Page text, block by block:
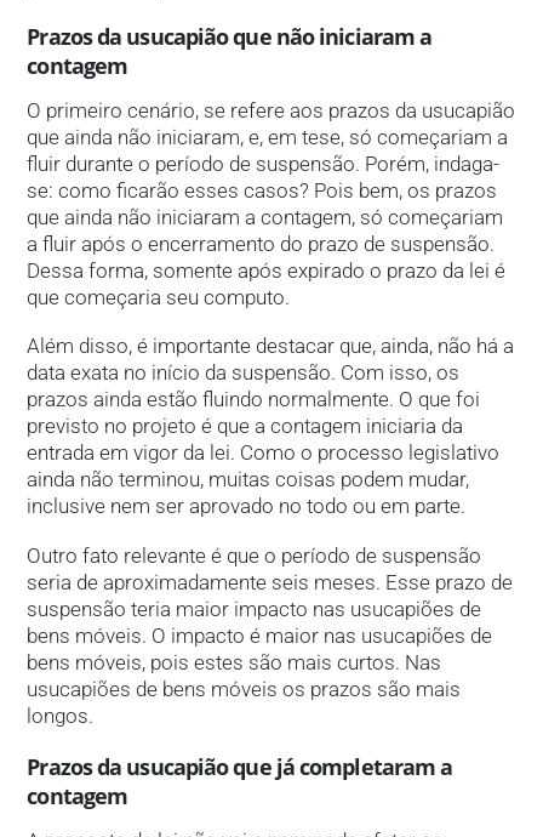
Prazos da usucapião que não iniciaram a
contagem
O primeiro cenário, se refere aos prazos da usucapião
que ainda não iniciaram, e, em tese, só começariam a
fluir durante o período de suspensão. Porém, indaga-
se: como ficarão esses casos? Pois bem, os prazos
que ainda não iniciaram a contagem, só começariam
a fluir após o encerramento do prazo de suspensão.
Dessa forma, somente após expirado o prazo da lei é
que começaria seu computo.
Além disso, é importante destacar que, ainda, não há a
data exata no início da suspensão. Com isso, os
prazos ainda estão fluindo normalmente. O que foi
previsto no projeto é que a contagem iniciaria da
entrada em vigor da lei. Como o processo legislativo
ainda não terminou, muitas coisas podem mudar,
inclusive nem ser aprovado no todo ou em parte.
Outro fato relevante é que o período de suspensão
seria de aproximadamente seis meses. Esse prazo de
suspensão teria maior impacto nas usucapiões de
bens móveis. O impacto é maior nas usucapiões de
bens móveis, pois estes são mais curtos. Nas
usucapiões de bens móveis os prazos são mais
longos.
Prazos da usucapião que já completaram a
contagem